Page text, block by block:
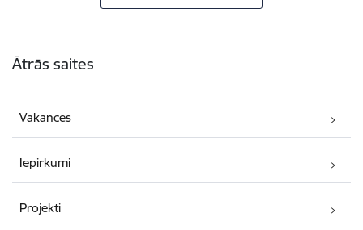
Ātrās saites
Vakances
Iepirkumi
Projekti